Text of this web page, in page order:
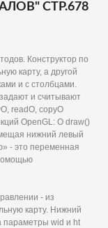
СТР.678
Конструктор по
карту, а другой
и с столбцами.
и считывают
readO, соруО
OpenGL: О draw()
нижний левый
- это переменная
- из
карту. Нижний
параметры wid и ht